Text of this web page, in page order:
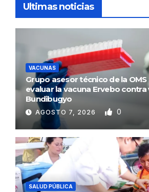
Ultimas noticias
VACUNAS
Grupo asesor técnico de la
evaluar la vacuna Ervebo contra
Bundibugyo
AGOSTO 7, 2026 0
SALUD PÚBLICA